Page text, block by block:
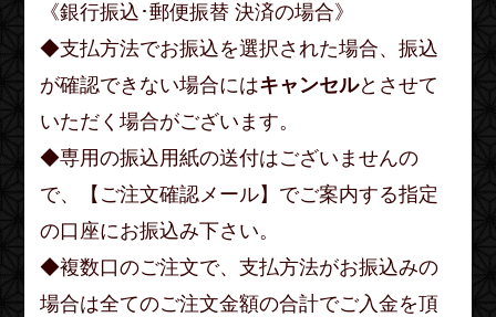
《銀行振込･郵便振替 決済の場合》
◆支払方法でお振込を選択された場合、振込
が確認できない場合にはキャンセルとさせて
いただく場合がございます。
◆専用の振込用紙の送付はございませんの
で、【ご注文確認メール】でご案内する指定
の口座にお振込み下さい。
◆複数口のご注文で、支払方法がお振込みの
場合は全てのご注文金額の合計でご入金を頂